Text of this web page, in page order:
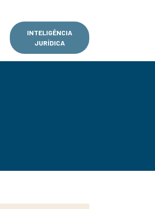
INTELIGÊNCIA
JURÍDICA